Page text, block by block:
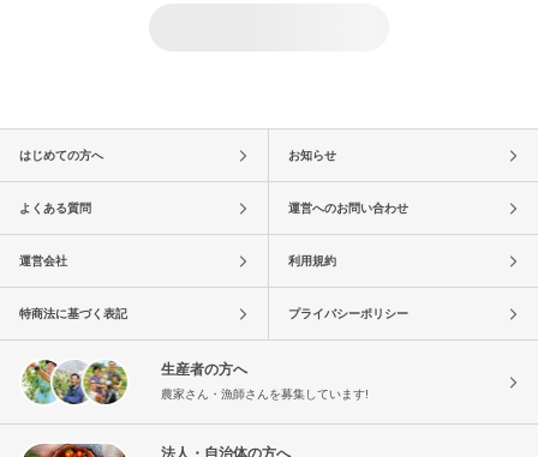
はじめての方へ お知らせ
よくある質問 運営へのお問い合わせ
運営会社 利用規約
特商法に基づく表記 プライバシーポリシー
生産者の方へ
農家さん・漁師さんを募集しています!
法人・自治体の方へ